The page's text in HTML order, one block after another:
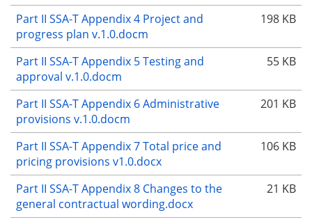
Part II SSA-T Appendix 4 Project and
progress plan v.1.0.docm
198 KB
Part II SSA-T Appendix 5 Testing and
approval v.1.0.docm
55 KB
Part II SSA-T Appendix 6 Administrative
provisions v.1.0.docm
201 KB
Part II SSA-T Appendix 7 Total price and
pricing provisions v1.0.docx
106 KB
Part II SSA-T Appendix 8 Changes to the
general contractual wording.docx
21 KB